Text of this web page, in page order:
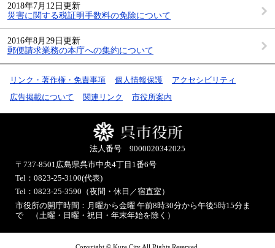
2018年7月12日更新
災害に関する税証明手数料の免除について
2016年8月29日更新
郵便請求業務の本庁への集約について
リンク・著作権・免責事項 個人情報保護
アクセシビリティ
広告掲載について
関連リンク 市役所案内
法人番号 9000020342025
〒737-8501広島県呉市中央4丁目1番6号
Tel：0823-25-3100(代表)
Tel：0823-25-3590（夜間・休日／宿直室）
市役所の開庁時間：月曜から金曜 午前8時30分から午後5時15分ま
で （土曜・日曜・祝日・年末年始を除く）